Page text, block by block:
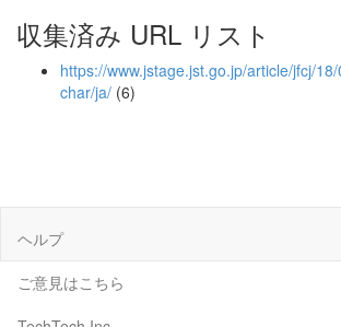
収集済み URL リスト
https://www.jstage.jst.go.jp/article/jfcj/
char/ja/ (6)
ヘルプ
ご意見はこちら